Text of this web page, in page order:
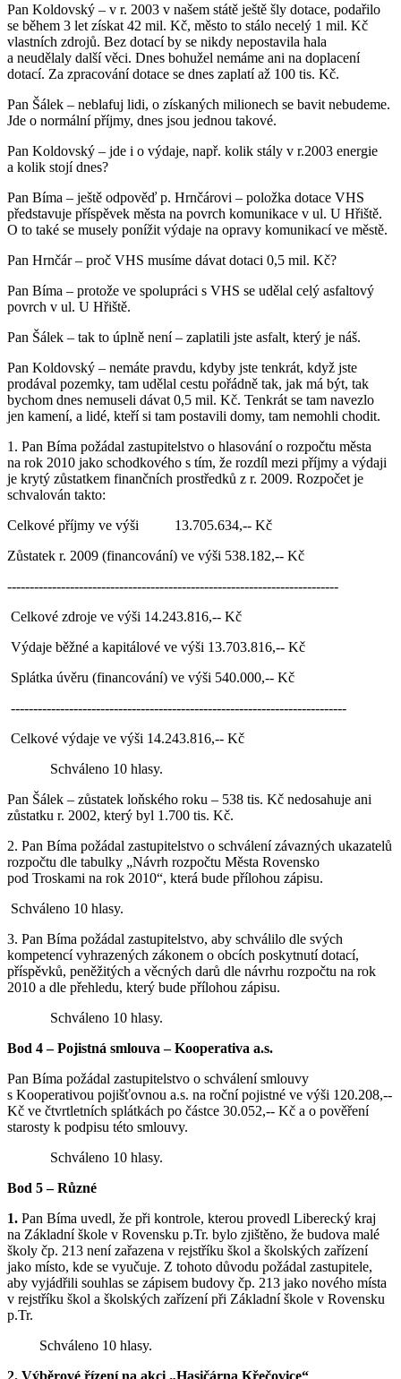
Pan Koldovský – v r. 2003 v našem státě ještě šly dotace, podařilo
se během 3 let získat 42 mil. Kč, město to stálo necelý 1 mil. Kč
vlastních zdrojů. Bez dotací by se nikdy nepostavila hala
a neudělaly další věci. Dnes bohužel nemáme ani na doplacení
dotací. Za zpracování dotace se dnes zaplatí až 100 tis. Kč.
Pan Šálek – neblafuj lidi, o získaných milionech se bavit nebudeme.
Jde o normální příjmy, dnes jsou jednou takové.
Pan Koldovský – jde i o výdaje, např. kolik stály v r.2003 energie
a kolik stojí dnes?
Pan Bíma – ještě odpověď p. Hrnčárovi – položka dotace VHS
představuje příspěvek města na povrch komunikace v ul. U Hřiště.
O to také se musely ponížit výdaje na opravy komunikací ve městě.
Pan Hrnčár – proč VHS musíme dávat dotaci 0,5 mil. Kč?
Pan Bíma – protože ve spolupráci s VHS se udělal celý asfaltový
povrch v ul. U Hřiště.
Pan Šálek – tak to úplně není – zaplatili jste asfalt, který je náš.
Pan Koldovský – nemáte pravdu, kdyby jste tenkrát, když jste
prodával pozemky, tam udělal cestu pořádně tak, jak má být, tak
bychom dnes nemuseli dávat 0,5 mil. Kč. Tenkrát se tam navezlo
jen kamení, a lidé, kteří si tam postavili domy, tam nemohli chodit.
1. Pan Bíma požádal zastupitelstvo o hlasování o rozpočtu města
na rok 2010 jako schodkového s tím, že rozdíl mezi příjmy a výdaji
je krytý zůstatkem finančních prostředků z r. 2009. Rozpočet je
schvalován takto:
Celkové příjmy ve výši 13.705.634,-- Kč
Zůstatek r. 2009 (financování) ve výši 538.182,-- Kč
--------------------------------------------------------------------------
Celkové zdroje ve výši 14.243.816,-- Kč
Výdaje běžné a kapitálové ve výši 13.703.816,-- Kč
Splátka úvěru (financování) ve výši 540.000,-- Kč
---------------------------------------------------------------------------
Celkové výdaje ve výši 14.243.816,-- Kč
Schváleno 10 hlasy.
Pan Šálek – zůstatek loňského roku – 538 tis. Kč nedosahuje ani
zůstatku r. 2002, který byl 1.700 tis. Kč.
2. Pan Bíma požádal zastupitelstvo o schválení závazných ukazatelů
rozpočtu dle tabulky „Návrh rozpočtu Města Rovensko
pod Troskami na rok 2010“, která bude přílohou zápisu.
Schváleno 10 hlasy.
3. Pan Bíma požádal zastupitelstvo, aby schválilo dle svých
kompetencí vyhrazených zákonem o obcích poskytnutí dotací,
příspěvků, peněžitých a věcných darů dle návrhu rozpočtu na rok
2010 a dle přehledu, který bude přílohou zápisu.
Schváleno 10 hlasy.
Bod 4 – Pojistná smlouva – Kooperativa a.s.
Pan Bíma požádal zastupitelstvo o schválení smlouvy
s Kooperativou pojišťovnou a.s. na roční pojistné ve výši 120.208,--
Kč ve čtvrtletních splátkách po částce 30.052,-- Kč a o pověření
starosty k podpisu této smlouvy.
Schváleno 10 hlasy.
Bod 5 – Různé
1. Pan Bíma uvedl, že při kontrole, kterou provedl Liberecký kraj
na Základní škole v Rovensku p.Tr. bylo zjištěno, že budova malé
školy čp. 213 není zařazena v rejstříku škol a školských zařízení
jako místo, kde se vyučuje. Z tohoto důvodu požádal zastupitele,
aby vyjádřili souhlas se zápisem budovy čp. 213 jako nového místa
v rejstříku škol a školských zařízení při Základní škole v Rovensku
p.Tr.
Schváleno 10 hlasy.
2. Výběrové řízení na akci „Hasičárna Křečovice“